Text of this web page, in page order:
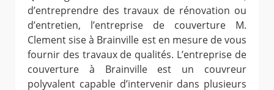
d’entreprendre des travaux de rénovation ou
d’entretien, l’entreprise de couverture M.
Clement sise à Brainville est en mesure de vous
fournir des travaux de qualités. L’entreprise de
couverture à Brainville est un couvreur
polyvalent capable d’intervenir dans plusieurs